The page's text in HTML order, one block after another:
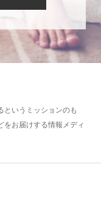
というミッションのも
をお届けする情報メディ